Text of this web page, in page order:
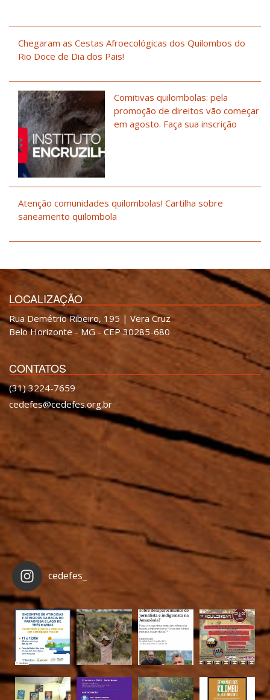
Chegaram as Cestas Afroecológicas dos Quilombos do
Rio Doce de Dia dos Pais!
Comitivas quilombolas: pela
promoção de direitos vão começar
em agosto. Faça sua inscrição
Atenção comunidades quilombolas! Cartilha sobre
saneamento quilombola
LOCALIZAÇÃO
Rua Demétrio Ribeiro, 195 | Vera Cruz
Belo Horizonte - MG - CEP 30285-680
CONTATOS
(31) 3224-7659
cedefes@cedefes.org.br
cedefes_